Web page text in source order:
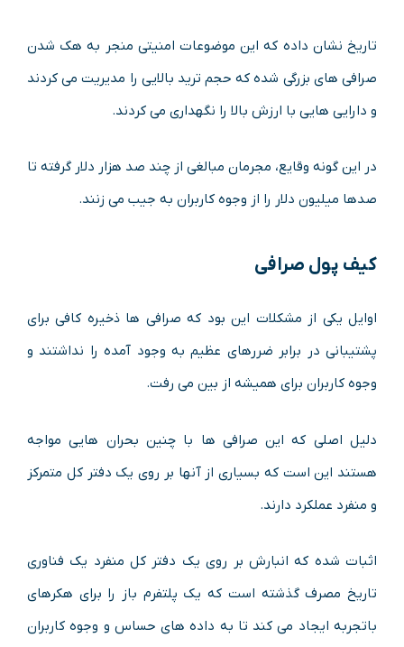
تاریخ نشان داده که این موضوعات امنیتی منجر به هک شدن
صرافی های بزرگی شده که حجم ترید بالایی را مدیریت می کردند
و دارایی هایی با ارزش بالا را نگهداری می کردند.
در این گونه وقایع، مجرمان مبالغی از چند صد هزار دلار گرفته تا
صدها میلیون دلار را از وجوه کاربران به جیب می زنند.
کیف پول صرافی
اوایل یکی از مشکلات این بود که صرافی ها ذخیره کافی برای
پشتیبانی در برابر ضررهای عظیم به وجود آمده را نداشتند و
وجوه کاربران برای همیشه از بین می رفت.
دلیل اصلی که این صرافی ها با چنین بحران هایی مواجه
هستند این است که بسیاری از آنها بر روی یک دفتر کل متمرکز
و منفرد عملکرد دارند.
اثبات شده که انبارش بر روی یک دفتر کل منفرد یک فناوری
تاریخ مصرف گذشته است که یک پلتفرم باز را برای هکرهای
باتجربه ایجاد می کند تا به داده های حساس و وجوه کاربران